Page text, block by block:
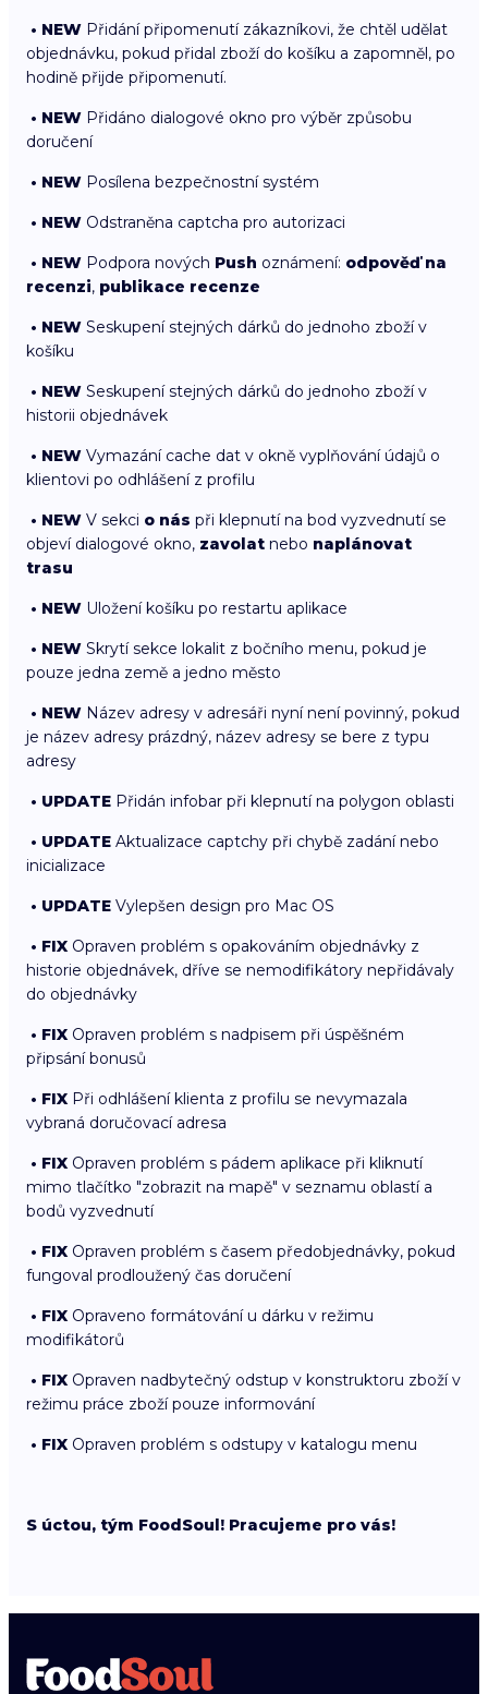
• NEW Přidání připomenutí zákazníkovi, že chtěl udělat
objednávku, pokud přidal zboží do košíku a zapomněl, po
hodině přijde připomenutí.
• NEW Přidáno dialogové okno pro výběr způsobu
doručení
• NEW Posílena bezpečnostní systém
• NEW Odstraněna captcha pro autorizaci
• NEW Podpora nových Push oznámení: odpověď na
recenzi, publikace recenze
• NEW Seskupení stejných dárků do jednoho zboží v
košíku
• NEW Seskupení stejných dárků do jednoho zboží v
historii objednávek
• NEW Vymazání cache dat v okně vyplňování údajů o
klientovi po odhlášení z profilu
• NEW V sekci o nás při klepnutí na bod vyzvednutí se
objeví dialogové okno, zavolat nebo naplánovat
trasu
• NEW Uložení košíku po restartu aplikace
• NEW Skrytí sekce lokalit z bočního menu, pokud je
pouze jedna země a jedno město
• NEW Název adresy v adresáři nyní není povinný, pokud
je název adresy prázdný, název adresy se bere z typu
adresy
• UPDATE Přidán infobar při klepnutí na polygon oblasti
• UPDATE Aktualizace captchy při chybě zadání nebo
inicializace
• UPDATE Vylepšen design pro Mac OS
• FIX Opraven problém s opakováním objednávky z
historie objednávek, dříve se nemodifikátory nepřidávaly
do objednávky
• FIX Opraven problém s nadpisem při úspěšném
připsání bonusů
• FIX Při odhlášení klienta z profilu se nevymazala
vybraná doručovací adresa
• FIX Opraven problém s pádem aplikace při kliknutí
mimo tlačítko "zobrazit na mapě" v seznamu oblastí a
bodů vyzvednutí
• FIX Opraven problém s časem předobjednávky, pokud
fungoval prodloužený čas doručení
• FIX Opraveno formátování u dárku v režimu
modifikátorů
• FIX Opraven nadbytečný odstup v konstruktoru zboží v
režimu práce zboží pouze informování
• FIX Opraven problém s odstupy v katalogu menu
S úctou, tým FoodSoul! Pracujeme pro vás!